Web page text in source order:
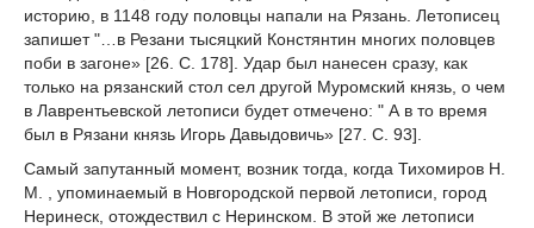
историю, в 1148 году половцы напали на Рязань. Летописец
запишет "…в Резани тысяцкий Констянтин многих половцев
поби в загоне» [26. С. 178]. Удар был нанесен сразу, как
только на рязанский стол сел другой Муромский князь, о чем
в Лаврентьевской летописи будет отмечено: " А в то время
был в Рязани князь Игорь Давыдовичь» [27. С. 93].
Самый запутанный момент, возник тогда, когда Тихомиров Н.
М. , упоминаемый в Новгородской первой летописи, город
Неринеск, отождествил с Неринском. В этой же летописи